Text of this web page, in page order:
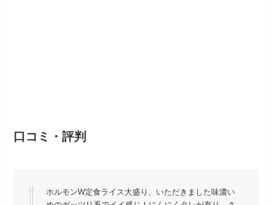
口コミ・評判
ホルモンW定食ライス大盛り、いただきました味濃い